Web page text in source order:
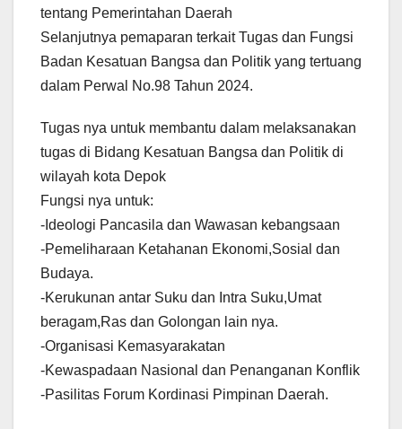
tentang Pemerintahan Daerah
Selanjutnya pemaparan terkait Tugas dan Fungsi
Badan Kesatuan Bangsa dan Politik yang tertuang
dalam Perwal No.98 Tahun 2024.
Tugas nya untuk membantu dalam melaksanakan
tugas di Bidang Kesatuan Bangsa dan Politik di
wilayah kota Depok
Fungsi nya untuk:
-Ideologi Pancasila dan Wawasan kebangsaan
-Pemeliharaan Ketahanan Ekonomi,Sosial dan
Budaya.
-Kerukunan antar Suku dan Intra Suku,Umat
beragam,Ras dan Golongan lain nya.
-Organisasi Kemasyarakatan
-Kewaspadaan Nasional dan Penanganan Konflik
-Pasilitas Forum Kordinasi Pimpinan Daerah.